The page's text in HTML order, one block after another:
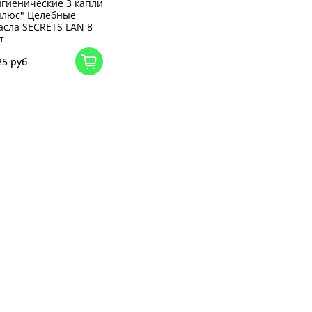
3 капли
Целебные
SECRETS LAN 8
руб